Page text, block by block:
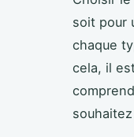
soit pour
chaque
cela, il